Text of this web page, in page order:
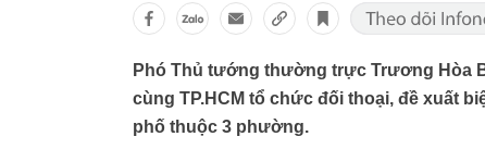
Phó Thủ tướng thường trực Trương Hòa
cùng TP.HCM tổ chức đối thoại, đề xuất
phố thuộc 3 phường.